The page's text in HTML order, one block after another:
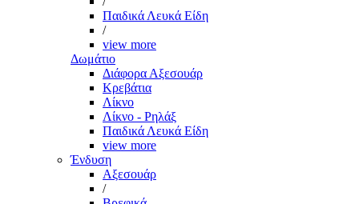
Παιδικά Λευκά Είδη
/
view more
Δωμάτιο
Διάφορα Αξεσουάρ
Κρεβάτια
Λίκνο
Λίκνο - Ρηλάξ
Παιδικά Λευκά Είδη
view more
Ένδυση
Αξεσουάρ
/